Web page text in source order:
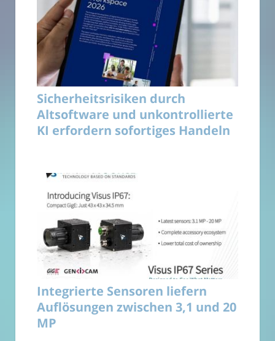
Sicherheitsrisiken durch
Altsoftware und unkontrollierte
KI erfordern sofortiges Handeln
Integrierte Sensoren liefern
Auflösungen zwischen 3,1 und 20
MP